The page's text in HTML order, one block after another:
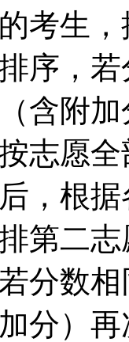
考生
序，
含附
按志愿
，根
第二
分数
分）